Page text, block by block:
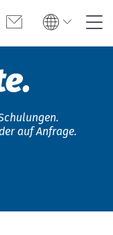
Kontakt
auf Anfrage.